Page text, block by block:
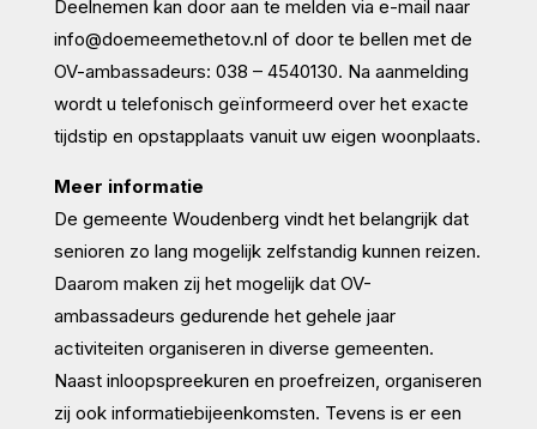
Deelnemen kan door aan te melden via e-mail naar
info@doemeemethetov.nl of door te bellen met de
OV-ambassadeurs: 038 – 4540130. Na aanmelding
wordt u telefonisch geïnformeerd over het exacte
tijdstip en opstapplaats vanuit uw eigen woonplaats.
Meer informatie
De gemeente Woudenberg vindt het belangrijk dat
senioren zo lang mogelijk zelfstandig kunnen reizen.
Daarom maken zij het mogelijk dat OV-
ambassadeurs gedurende het gehele jaar
activiteiten organiseren in diverse gemeenten.
Naast inloopspreekuren en proefreizen, organiseren
zij ook informatiebijeenkomsten. Tevens is er een